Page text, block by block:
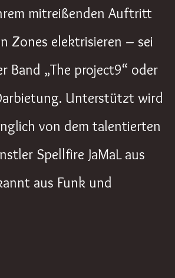
mitreißenden Auftritt
Zones elektrisieren – sei
Band „The project9“ oder
Unterstützt wird
von dem talentierten
Spellfire JaMaL aus
aus Funk und